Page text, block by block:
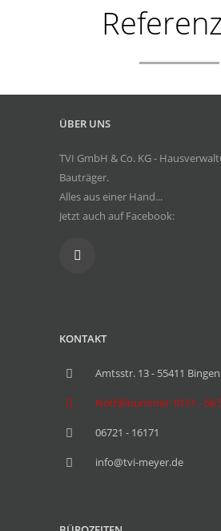
ÜBER UNS
TVI GmbH & Co. KG -
Bauträger.
Alles aus einer Hand...
Jetzt auch auf Facebook:
KONTAKT
Amtsstr. 13 - 55411
Notfallnummer: 0151 - 58
06721 - 16171
info@tvi-meyer.de